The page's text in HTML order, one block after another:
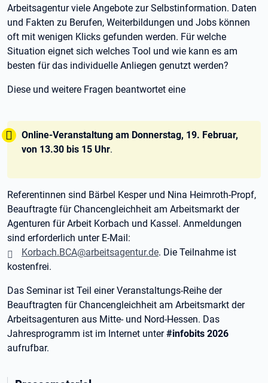
Arbeitsagentur viele Angebote zur Selbstinformation. Daten
und Fakten zu Berufen, Weiterbildungen und Jobs können
oft mit wenigen Klicks gefunden werden. Für welche
Situation eignet sich welches Tool und wie kann es am
besten für das individuelle Anliegen genutzt werden?
Diese und weitere Fragen beantwortet eine
Tipp:
Online-Veranstaltung am Donnerstag, 19. Februar,
von 13.30 bis 15 Uhr.
Referentinnen sind Bärbel Kesper und Nina Heimroth-Propf,
Beauftragte für Chancengleichheit am Arbeitsmarkt der
Agenturen für Arbeit Korbach und Kassel. Anmeldungen
sind erforderlich unter E-Mail:
Korbach.BCA@arbeitsagentur.de. Die Teilnahme ist
kostenfrei.
Das Seminar ist Teil einer Veranstaltungs-Reihe der
Beauftragten für Chancengleichheit am Arbeitsmarkt der
Arbeitsagenturen aus Mitte- und Nord-Hessen. Das
Jahresprogramm ist im Internet unter#infobits 2026
aufrufbar.